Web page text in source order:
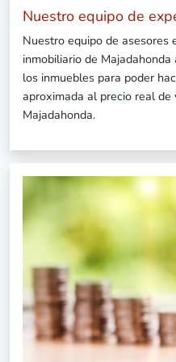
Nuestro equipo de
Nuestro equipo de asesores
inmobiliario de
los inmuebles para poder
aproximada al precio real
Majadahonda.